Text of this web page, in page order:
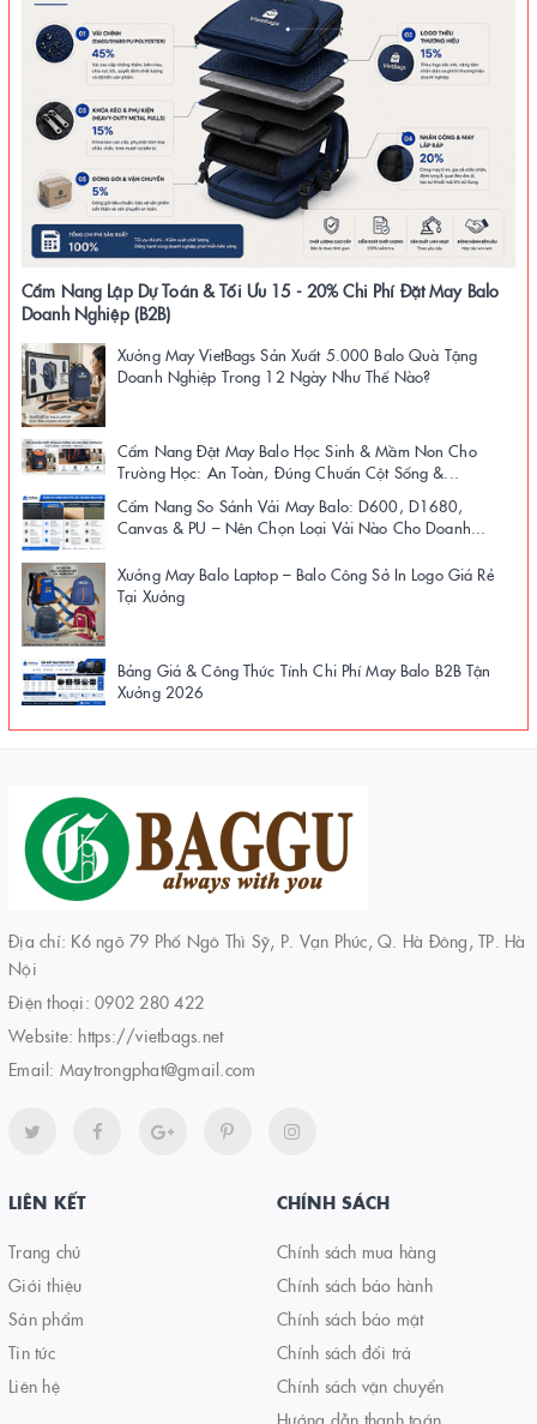
Cẩm Nang Lập Dự Toán & Tối Ưu 15 - 20% Chi Phí Đặt May Balo
Doanh Nghiệp (B2B)
Xưởng May VietBags Sản Xuất 5.000 Balo Quà Tặng
Doanh Nghiệp Trong 12 Ngày Như Thế Nào?
Cẩm Nang Đặt May Balo Học Sinh & Mầm Non Cho
Trường Học: An Toàn, Đúng Chuẩn Cột Sống &...
Cẩm Nang So Sánh Vải May Balo: D600, D1680,
Canvas & PU – Nên Chọn Loại Vải Nào Cho Doanh...
Xưởng May Balo Laptop – Balo Công Sở In Logo Giá Rẻ
Tại Xưởng
Bảng Giá & Công Thức Tính Chi Phí May Balo B2B Tận
Xưởng 2026
Địa chỉ: K6 ngõ 79 Phố Ngô Thì Sỹ, P. Vạn Phúc, Q. Hà Đông, TP. Hà
Nội
Điện thoại: 0902 280 422
Website: https://vietbags.net
Email: Maytrongphat@gmail.com
LIÊN KẾT
Trang chủ
Giới thiệu
Sản phẩm
Tin tức
Liên hệ
CHÍNH SÁCH
Chính sách mua hàng
Chính sách bảo hành
Chính sách bảo mật
Chính sách đổi trả
Chính sách vận chuyển